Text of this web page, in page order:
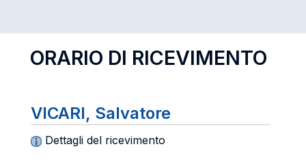
ORARIO DI RICEVIMENTO
VICARI, Salvatore
Dettagli del ricevimento